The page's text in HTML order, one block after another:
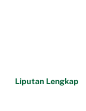
Liputan Lengkap